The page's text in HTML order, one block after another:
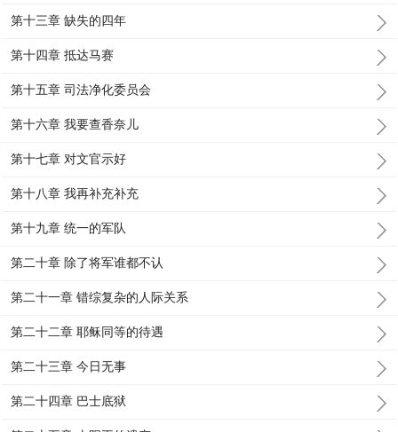
第十三章 缺失的四年
第十四章 抵达马赛
第十五章 司法净化委员会
第十六章 我要查香奈儿
第十七章 对文官示好
第十八章 我再补充补充
第十九章 统一的军队
第二十章 除了将军谁都不认
第二十一章 错综复杂的人际关系
第二十二章 耶稣同等的待遇
第二十三章 今日无事
第二十四章 巴士底狱